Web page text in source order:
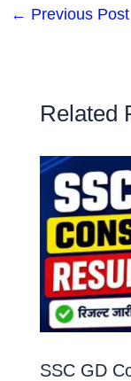
← Previous Post
Related
SSC GD